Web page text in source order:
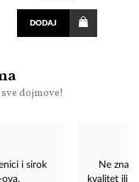
DODAJ
dojmove!
i sirok
Ne znam sta bih ocjenila sa vecom
kvalitet ili